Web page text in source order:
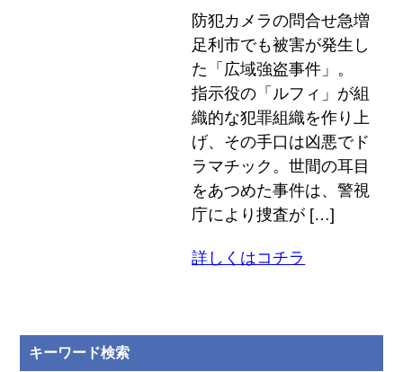
防犯カメラの問合せ急増
足利市でも被害が発生し
た「広域強盗事件」。
指示役の「ルフィ」が組
織的な犯罪組織を作り上
げ、その手口は凶悪でド
ラマチック。世間の耳目
をあつめた事件は、警視
庁により捜査が […]
詳しくはコチラ
キーワード検索